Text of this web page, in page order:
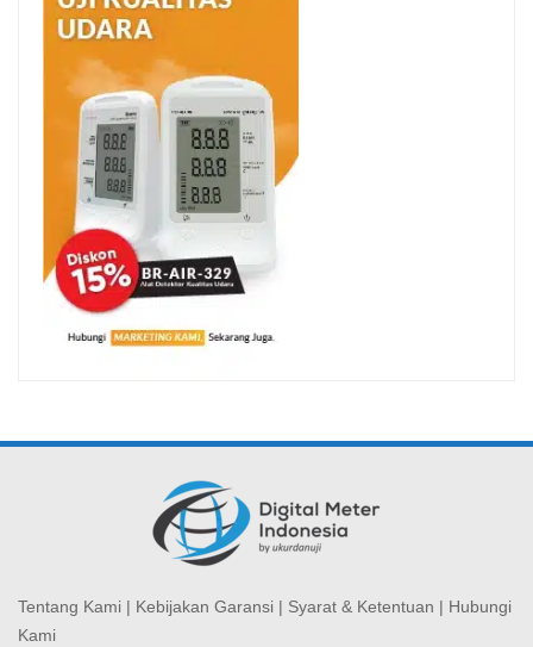
Tentang Kami | Kebijakan Garansi | Syarat & Ketentuan | Hubungi
Kami